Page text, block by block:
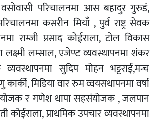
परिचालनमा आस बहादुर गुरुडं,
कसरीन मियाँ , पुर्व राष्ट्र सेवक
राम्जी प्रसाद कोईराला, टोल विकास
लक्ष्मी लम्साल, एजेण्ट व्यवस्थापनमा शंकर
सुदिप मोहन भट्टराई,मन्च
कार्की, मिडिया वार रुम व्वयसथापनमा वर्षा
र गणेश थापा सहसंयोजक , जलपान
कोईराला, प्राथमिक उपचार व्यवस्थापनमा